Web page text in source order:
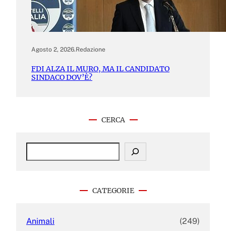
Agosto 2, 2026.Redazione
FDI ALZA IL MURO, MA IL CANDIDATO
SINDACO DOV’È?
CERCA
S
CATEGORIE
Animali (249)